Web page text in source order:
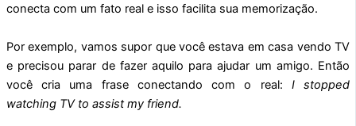
conecta com um fato real e isso facilita sua memorização.
Por exemplo, vamos supor que você estava em casa vendo TV
e precisou parar de fazer aquilo para ajudar um amigo. Então
você cria uma frase conectando com o real: I stopped
watching TV to assist my friend.